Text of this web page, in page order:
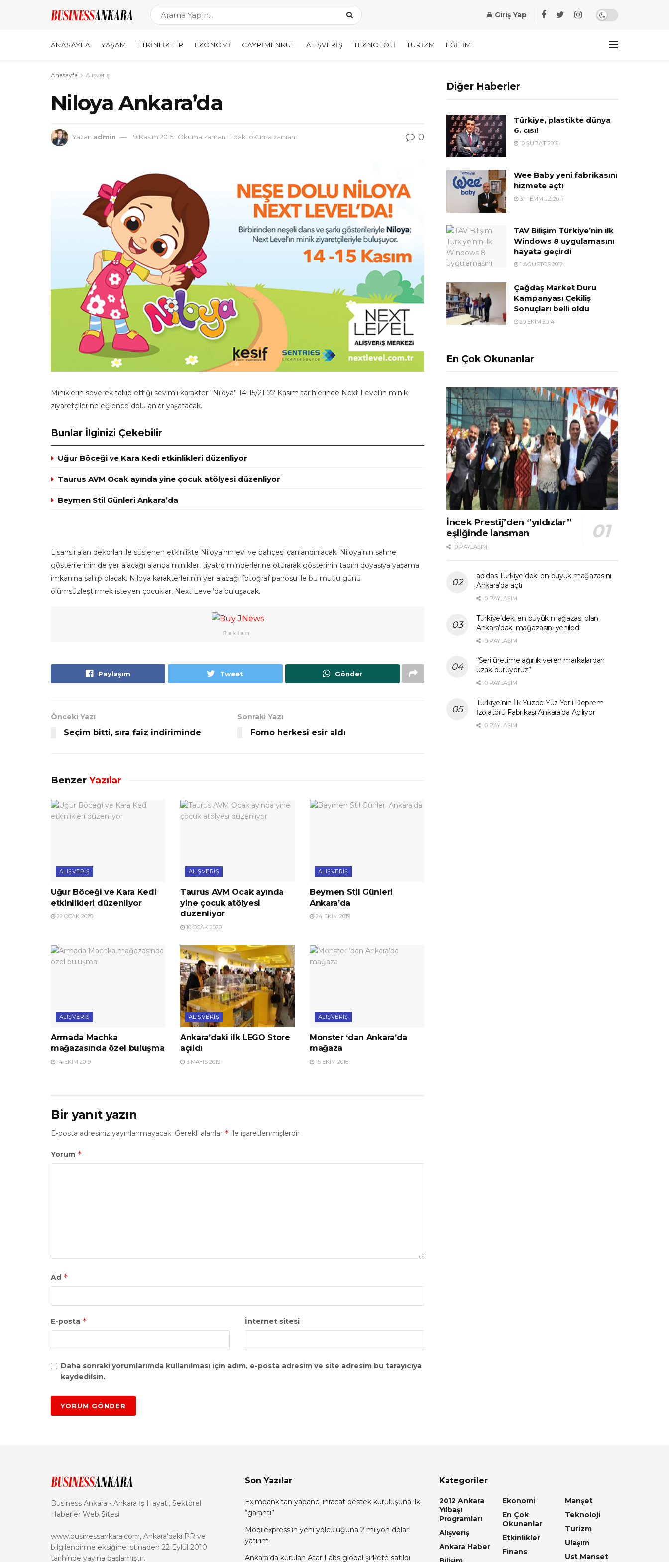
Giriş Yap
ANASAYFA YAŞAM ETKINLIKLER EKONOMI GAYRIMENKUL ALIŞVERIŞ TEKNOLOJI TURIZM EĞITIM
Anasayfa Alışveriş
Niloya Ankara’da
Yazan admin 9 Kasım 2015 Okuma zamanı: 1 dak. okuma zamanı 0
Miniklerin severek takip ettiği sevimli karakter “Niloya” 14-15/21-22 Kasım tarihlerinde Next Level’ın minik
ziyaretçilerine eğlence dolu anlar yaşatacak.
Bunlar İlginizi Çekebilir
Uğur Böceği ve Kara Kedi etkinlikleri düzenliyor
Taurus AVM Ocak ayında yine çocuk atölyesi düzenliyor
Beymen Stil Günleri Ankara’da
Lisanslı alan dekorları ile süslenen etkinlikte Niloya’nın evi ve bahçesi canlandırılacak. Niloya’nın sahne
gösterilerinin de yer alacağı alanda minikler, tiyatro minderlerine oturarak gösterinin tadını doyasıya yaşama
imkanına sahip olacak. Niloya karakterlerinin yer alacağı fotoğraf panosu ile bu mutlu günü
ölümsüzleştirmek isteyen çocuklar, Next Level’da buluşacak.
Reklam
Paylaşım Tweet Gönder
Önceki Yazı
Seçim bitti, sıra faiz indiriminde
Sonraki Yazı
Fomo herkesi esir aldı
Benzer Yazılar
ALIŞVERIŞ
Uğur Böceği ve Kara Kedi
etkinlikleri düzenliyor
22 OCAK 2020
ALIŞVERIŞ
Taurus AVM Ocak ayında
yine çocuk atölyesi
düzenliyor
10 OCAK 2020
ALIŞVERIŞ
Beymen Stil Günleri
Ankara’da
24 EKIM 2019
ALIŞVERIŞ
Armada Machka
mağazasında özel buluşma
14 EKIM 2019
ALIŞVERIŞ
Ankara’daki ilk LEGO Store
açıldı
3 MAYIS 2019
ALIŞVERIŞ
Monster ‘dan Ankara’da
mağaza
15 EKIM 2018
Bir yanıt yazın
E-posta adresiniz yayınlanmayacak. Gerekli alanlar * ile işaretlenmişlerdir
Yorum *
Ad *
E-posta * İnternet sitesi
Daha sonraki yorumlarımda kullanılması için adım, e-posta adresim ve site adresim bu tarayıcıya
kaydedilsin.
Diğer Haberler
Türkiye, plastikte dünya
6. cısı!
10 ŞUBAT 2016
Wee Baby yeni fabrikasını
hizmete açtı
31 TEMMUZ 2017
TAV Bilişim Türkiye’nin ilk
Windows 8 uygulamasını
hayata geçirdi
1 AĞUSTOS 2012
Çağdaş Market Duru
Kampanyası Çekiliş
Sonuçları belli oldu
20 EKIM 2014
En Çok Okunanlar
İncek Prestij’den ‘’yıldızlar’’
eşliğinde lansman
0 PAYLAŞIM
adidas Türkiye’deki en büyük mağazasını
Ankara’da açtı
0 PAYLAŞIM
Türkiye’deki en büyük mağazası olan
Ankara’daki mağazasını yeniledi
0 PAYLAŞIM
“Seri üretime ağırlık veren markalardan
uzak duruyoruz”
0 PAYLAŞIM
Türkiye’nin İlk Yüzde Yüz Yerli Deprem
İzolatörü Fabrikası Ankara’da Açılıyor
0 PAYLAŞIM
Business Ankara - Ankara İş Hayatı, Sektörel
Haberler Web Sitesi
www.businessankara.com, Ankara'daki PR ve
bilgilendirme eksiğine istinaden 22 Eylül 2010
tarihinde yayına başlamıştır.
Son Yazılar
Eximbank’tan yabancı ihracat destek kuruluşuna ilk
“garanti”
Mobilexpress’in yeni yolculuğuna 2 milyon dolar
yatırım
Ankara’da kurulan Atar Labs global şirkete satıldı
Kategoriler
2012 Ankara
Yılbaşı
Programları
Alışveriş
Ankara Haber
Ekonomi
En Çok
Okunanlar
Etkinlikler
Finans
Manşet
Teknoloji
Turizm
Ulaşım
Ust Manset